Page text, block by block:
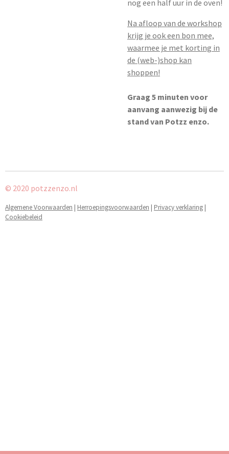
nog een half uur in de oven!
Na afloop van de workshop
krijg je ook een bon mee,
waarmee je met korting in
de (web-)shop kan
shoppen!
Graag 5 minuten voor
aanvang aanwezig bij de
stand van Potzz enzo.
© 2020 potzzenzo.nl
Algemene Voorwaarden | Herroepingsvoorwaarden | Privacy verklaring |
Cookiebeleid